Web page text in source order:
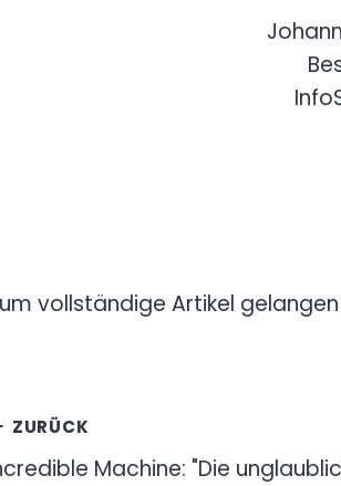
vollständige Artikel gelangen
ZURÜCK
Machine: "Die